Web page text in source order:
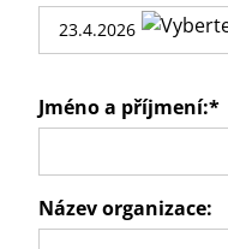
Jméno a příjmení:*
Název organizace: